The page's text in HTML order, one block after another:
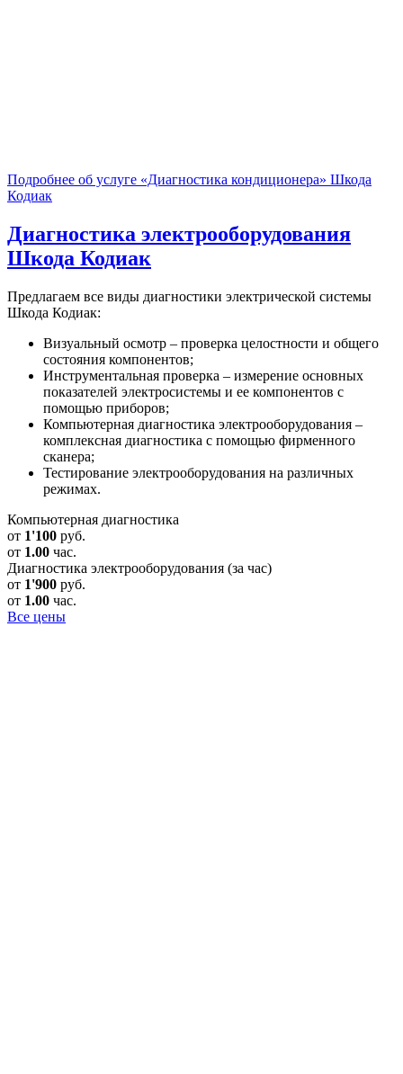
Подробнее об услуге «Диагностика кондиционера» Шкода
Кодиак
Диагностика электрооборудования
Шкода Кодиак
Предлагаем все виды диагностики электрической системы
Шкода Кодиак:
Визуальный осмотр – проверка целостности и общего
состояния компонентов;
Инструментальная проверка – измерение основных
показателей электросистемы и ее компонентов с
помощью приборов;
Компьютерная диагностика электрооборудования –
комплексная диагностика с помощью фирменного
сканера;
Тестирование электрооборудования на различных
режимах.
Компьютерная диагностика
от 1'100 руб.
от 1.00 час.
Диагностика электрооборудования (за час)
от 1'900 руб.
от 1.00 час.
Все цены